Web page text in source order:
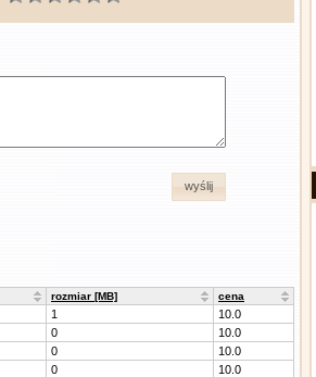
wyślij
rozmiar [MB] cena
1
10.0
0
10.0
0
10.0
0 10.0